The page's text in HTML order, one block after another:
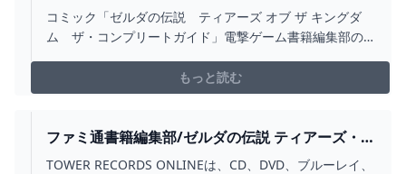
ム ザ・コンプリートガイド」電撃ゲーム書籍編
集部 [ゲーム攻略本] - KADOKAWA
コミック「ゼルダの伝説 ティアーズ オブ ザ キングダ
ム ザ・コンプリートガイド」電撃ゲーム書籍編集部の
カ＆ぶ厚！ 全探索要素徹底解説！ 電撃の『ティアキン』
完全攻略本！
もっと読む
ファミ通書籍編集部/ゼルダの伝説 ティアーズ・オ
ブ・ザ・キングダム・パーフェクト
TOWER RECORDS ONLINEは、CD、DVD、ブルーレイ、